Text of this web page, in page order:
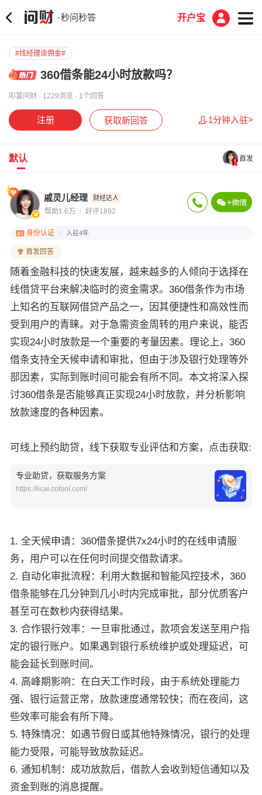
·秒问秒答 开户宝
#找经理谈佣金#
360借条能24小时放款吗？
叩富问财 · 1229浏览 · 1个回答
注册 获取新回答 1分钟入驻>
默认 首发
戚灵儿经理 财经达人
帮助1.6万 好评1892
身份认证 入驻4年
首发回答
随着金融科技的快速发展，越来越多的人倾向于选择在
线借贷平台来解决临时的资金需求。360借条作为市场
上知名的互联网借贷产品之一，因其便捷性和高效性而
受到用户的青睐。对于急需资金周转的用户来说，能否
实现24小时放款是一个重要的考量因素。理论上，360
借条支持全天候申请和审批，但由于涉及银行处理等外
部因素，实际到账时间可能会有所不同。本文将深入探
讨360借条是否能够真正实现24小时放款，并分析影响
放款速度的各种因素。
可线上预约助贷，线下获取专业评估和方案，点击获取:
专业助贷，获取服务方案
https://licai.cofool.com/
1. 全天候申请：360借条提供7x24小时的在线申请服
务，用户可以在任何时间提交借款请求。
2. 自动化审批流程：利用大数据和智能风控技术，360
借条能够在几分钟到几小时内完成审批，部分优质客户
甚至可在数秒内获得结果。
3. 合作银行效率：一旦审批通过，款项会发送至用户指
定的银行账户。如果遇到银行系统维护或处理延迟，可
能会延长到账时间。
4. 高峰期影响：在白天工作时段，由于系统处理能力
强、银行运营正常，放款速度通常较快；而在夜间，这
些效率可能会有所下降。
5. 特殊情况：如遇节假日或其他特殊情况，银行的处理
能力受限，可能导致放款延迟。
6. 通知机制：成功放款后，借款人会收到短信通知以及
资金到账的消息提醒。